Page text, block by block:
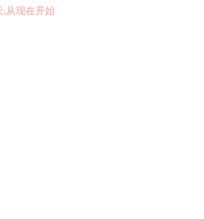
,从现在开始